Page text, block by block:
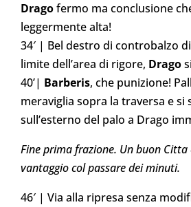
Dragofermo ma conclusione
leggermente alta!
34′ | Bel destro di controbalzo di
limite dell’area di rigore, Drago
40’| Barberis, che punizione!
meraviglia sopra la traversa e si
sull’esterno del palo a Drago
Fine prima frazione. Un buon
vantaggio col passare dei minuti.
46′ | Via alla ripresa senza